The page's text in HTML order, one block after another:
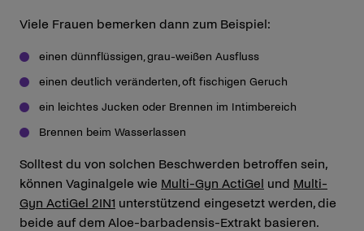
Viele Frauen bemerken dann zum Beispiel:
einen dünnflüssigen, grau-weißen Ausfluss
einen deutlich veränderten, oft fischigen Geruch
ein leichtes Jucken oder Brennen im Intimbereich
Brennen beim Wasserlassen
Solltest du von solchen Beschwerden betroffen sein,
können Vaginalgele wie Multi-Gyn ActiGel und Multi-
Gyn ActiGel 2IN1 unterstützend eingesetzt werden, die
beide auf dem Aloe-barbadensis-Extrakt basieren.